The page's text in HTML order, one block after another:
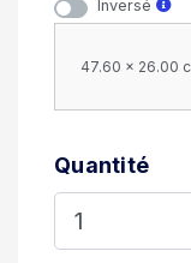
Inversé
47.60 x 26.00
Quantité